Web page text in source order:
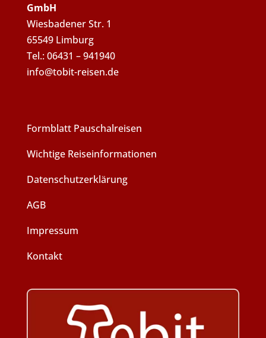
GmbH
Wiesbadener Str. 1
65549 Limburg
Tel.: 06431 – 941940
info@tobit-reisen.de
Formblatt Pauschalreisen
Wichtige Reiseinformationen
Datenschutzerklärung
AGB
Impressum
Kontakt